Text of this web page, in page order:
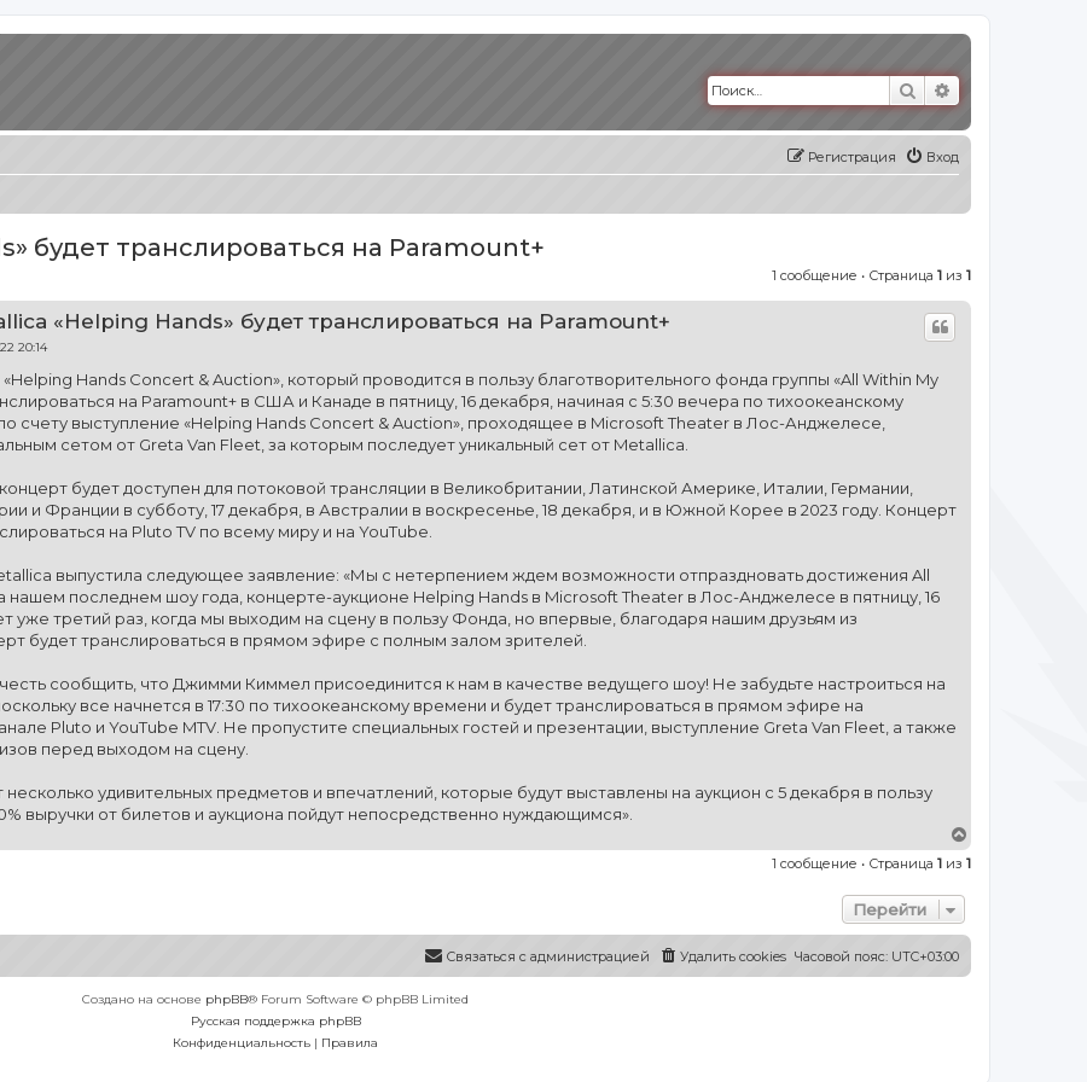
Поиск
Вход
Регистрация
будет транслироваться на Paramount+
1 сообщение • Страница 1 из 1
«Helping Hands» будет транслироваться на Paramount+
20:14
Hands Concert & Auction», который проводится в пользу благотворительного фонда группы «All Within My
на Paramount+ в США и Канаде в пятницу, 16 декабря, начиная с 5:30 вечера по тихоокеанскому
счету выступление «Helping Hands Concert & Auction», проходящее в Microsoft Theater в Лос-Анджелесе,
сетом от Greta Van Fleet, за которым последует уникальный сет от Metallica.
будет доступен для потоковой трансляции в Великобритании, Латинской Америке, Италии, Германии,
и Франции в субботу, 17 декабря, в Австралии в воскресенье, 18 декабря, и в Южной Корее в 2023 году. Концерт
на Pluto TV по всему миру и на YouTube.
выпустила следующее заявление: «Мы с нетерпением ждем возможности отпраздновать достижения All
нашем последнем шоу года, концерте-аукционе Helping Hands в Microsoft Theater в Лос-Анджелесе в пятницу, 16
уже третий раз, когда мы выходим на сцену в пользу Фонда, но впервые, благодаря нашим друзьям из
будет транслироваться в прямом эфире с полным залом зрителей.
сообщить, что Джимми Киммел присоединится к нам в качестве ведущего шоу! Не забудьте настроиться на
все начнется в 17:30 по тихоокеанскому времени и будет транслироваться в прямом эфире на
Pluto и YouTube MTV. Не пропустите специальных гостей и презентации, выступление Greta Van Fleet, а также
перед выходом на сцену.
несколько удивительных предметов и впечатлений, которые будут выставлены на аукцион с 5 декабря в пользу
выручки от билетов и аукциона пойдут непосредственно нуждающимся».
р
ь
я
1 сообщение • Страница 1 из 1
Перейти
Часовой пояс: UTC+03:00
Удалить cookies
Связаться с администрацией
Создано на основе phpBB® Forum Software © phpBB Limited
Русская поддержка phpBB
Конфиденциальность | Правила